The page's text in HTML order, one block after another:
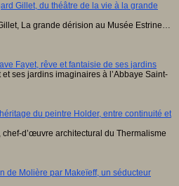
Gillet, du théâtre de la vie à la grande
La grande dérision au Musée Estrine…
Fayet, rêve et fantaisie de ses jardins
et ses jardins imaginaires à l’Abbaye Saint-
du peintre Holder, entre continuité et
d’œuvre architectural du Thermalisme
de Molière par Makeïeff, un séducteur